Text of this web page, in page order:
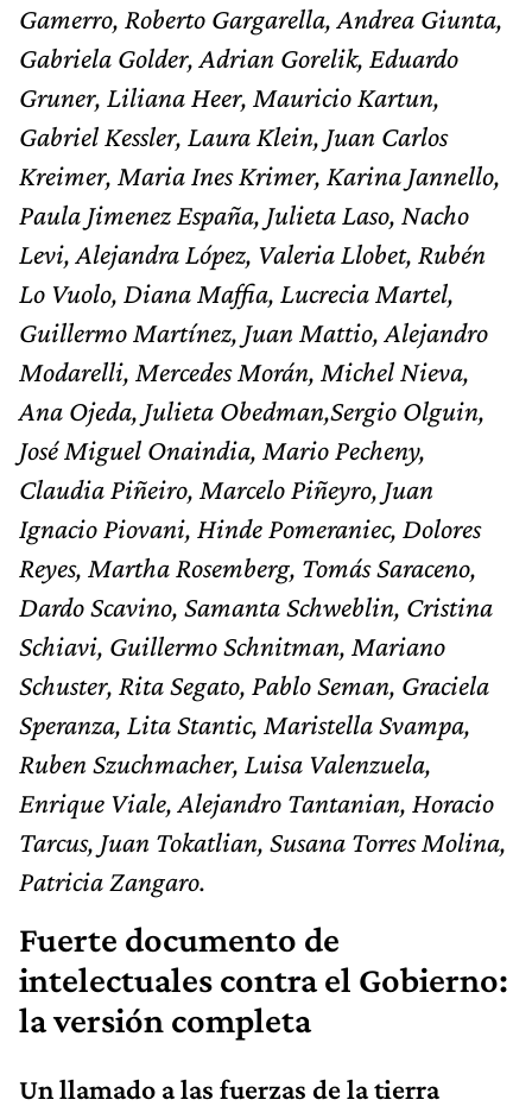
Gamerro, Roberto Gargarella, Andrea Giunta,
Gabriela Golder, Adrian Gorelik, Eduardo
Gruner, Liliana Heer, Mauricio Kartun,
Gabriel Kessler, Laura Klein, Juan Carlos
Kreimer, Maria Ines Krimer, Karina Jannello,
Paula Jimenez España, Julieta Laso, Nacho
Levi, Alejandra López, Valeria Llobet, Rubén
Lo Vuolo, Diana Maffia, Lucrecia Martel,
Guillermo Martínez, Juan Mattio, Alejandro
Modarelli, Mercedes Morán, Michel Nieva,
Ana Ojeda, Julieta Obedman,Sergio Olguin,
José Miguel Onaindia, Mario Pecheny,
Claudia Piñeiro, Marcelo Piñeyro, Juan
Ignacio Piovani, Hinde Pomeraniec, Dolores
Reyes, Martha Rosemberg, Tomás Saraceno,
Dardo Scavino, Samanta Schweblin, Cristina
Schiavi, Guillermo Schnitman, Mariano
Schuster, Rita Segato, Pablo Seman, Graciela
Speranza, Lita Stantic, Maristella Svampa,
Ruben Szuchmacher, Luisa Valenzuela,
Enrique Viale, Alejandro Tantanian, Horacio
Tarcus, Juan Tokatlian, Susana Torres Molina,
Patricia Zangaro.
Fuerte documento de
intelectuales contra el Gobierno:
la versión completa
Un llamado a las fuerzas de la tierra